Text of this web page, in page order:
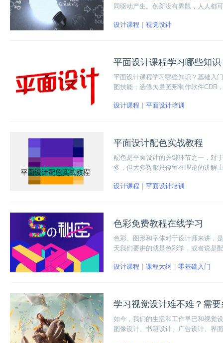
同驱动产生。创新没有界限，人人都
设计课程
视觉设计
平面设计课程学习哪些知识
平面设计课程学习哪些知识？基础入
图技能；选修矢量图形制作软件CDR
设计课程 平面设计培训
平面设计配色实战教程
配色是平面设计的关键环节之一，对
多，但大多数都只停留在理论的讲解
设计课程
平面设计培训
色彩免费教程在线学习
色彩、图形和字体对于设计师来讲，
天我们要讲的就是色彩学，或者说是
设计课程
课程大纲 零基础入门
学习视觉设计难不难？需
如今，我们的生活和工作早已和视觉
图像设计、书籍设计、广告设计、界